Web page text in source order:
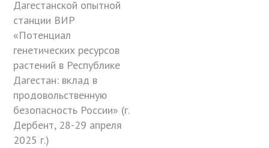
Дагестанской опытной
станции ВИР
«Потенциал
генетических ресурсов
растений в Республике
Дагестан: вклад в
продовольственную
безопасность России» (г.
Дербент, 28-29 апреля
2025 г.)